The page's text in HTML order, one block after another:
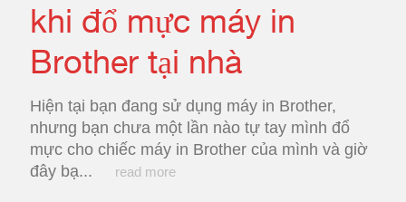
khi đổ mực máy in
Brother tại nhà
Hiện tại bạn đang sử dụng máy in Brother,
nhưng bạn chưa một lần nào tự tay mình đổ
mực cho chiếc máy in Brother của mình và giờ
đây bạ...
read more